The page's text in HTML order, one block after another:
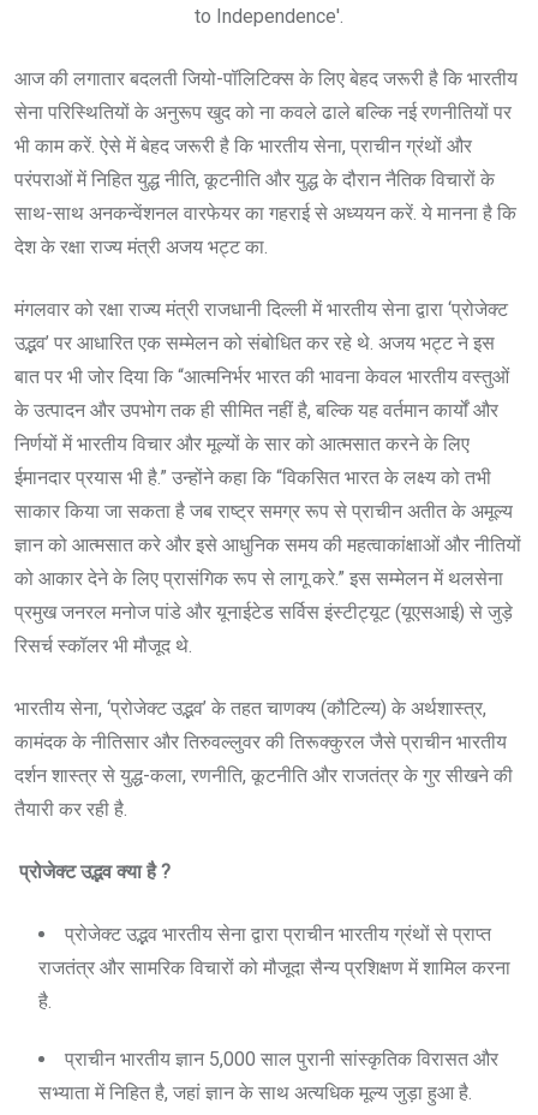
to Independence'.
आज की लगातार बदलती जियो-पॉलिटिक्स के लिए बेहद जरूरी है कि भारतीय
सेना परिस्थितियों के अनुरूप खुद को ना कवले ढाले बल्कि नई रणनीतियों पर
भी काम करें. ऐसे में बेहद जरूरी है कि भारतीय सेना, प्राचीन ग्रंथों और
परंपराओं में निहित युद्ध नीति, कूटनीति और युद्ध के दौरान नैतिक विचारों के
साथ-साथ अनकन्वेंशनल वारफेयर का गहराई से अध्ययन करें. ये मानना है कि
देश के रक्षा राज्य मंत्री अजय भट्ट का.
मंगलवार को रक्षा राज्य मंत्री राजधानी दिल्ली में भारतीय सेना द्वारा ‘प्रोजेक्ट
उद्भव’ पर आधारित एक सम्मेलन को संबोधित कर रहे थे. अजय भट्ट ने इस
बात पर भी जोर दिया कि “आत्मनिर्भर भारत की भावना केवल भारतीय वस्तुओं
के उत्पादन और उपभोग तक ही सीमित नहीं है, बल्कि यह वर्तमान कार्यों और
निर्णयों में भारतीय विचार और मूल्यों के सार को आत्मसात करने के लिए
ईमानदार प्रयास भी है.” उन्होंने कहा कि “विकसित भारत के लक्ष्य को तभी
साकार किया जा सकता है जब राष्ट्र समग्र रूप से प्राचीन अतीत के अमूल्य
ज्ञान को आत्मसात करे और इसे आधुनिक समय की महत्वाकांक्षाओं और नीतियों
को आकार देने के लिए प्रासंगिक रूप से लागू करे.” इस सम्मेलन में थलसेना
प्रमुख जनरल मनोज पांडे और यूनाईटेड सर्विस इंस्टीट्यूट (यूएसआई) से जुड़े
रिसर्च स्कॉलर भी मौजूद थे.
भारतीय सेना, ‘प्रोजेक्ट उद्भव’ के तहत चाणक्य (कौटिल्य) के अर्थशास्त्र,
कामंदक के नीतिसार और तिरुवल्लुवर की तिरूक्कुरल जैसे प्राचीन भारतीय
दर्शन शास्त्र से युद्ध-कला, रणनीति, कूटनीति और राजतंत्र के गुर सीखने की
तैयारी कर रही है.
प्रोजेक्ट उद्भव क्या है ?
प्रोजेक्ट उद्भव भारतीय सेना द्वारा प्राचीन भारतीय ग्रंथों से प्राप्त
राजतंत्र और सामरिक विचारों को मौजूदा सैन्य प्रशिक्षण में शामिल करना
है.
प्राचीन भारतीय ज्ञान 5,000 साल पुरानी सांस्कृतिक विरासत और
सभ्याता में निहित है, जहां ज्ञान के साथ अत्यधिक मूल्य जुड़ा हुआ है.